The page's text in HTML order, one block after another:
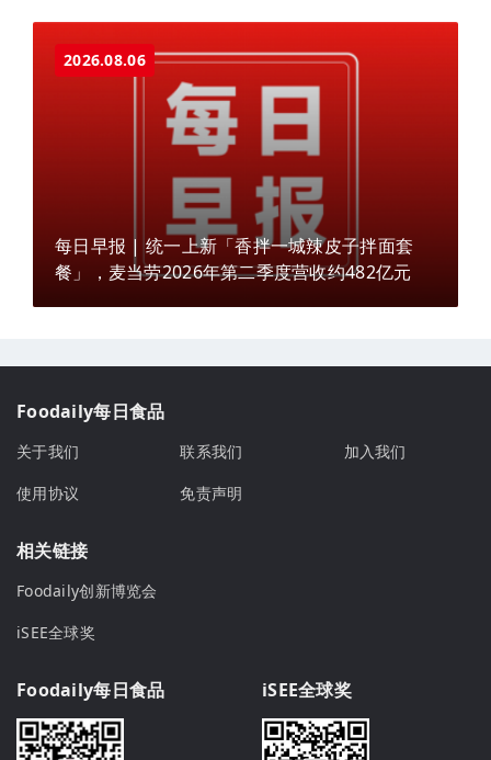
2026.08.06
每日早报 | 统一上新「香拌一城辣皮子拌面套
餐」，麦当劳2026年第二季度营收约482亿元
Foodaily每日食品
关于我们 联系我们
加入我们
使用协议
免责声明
相关链接
Foodaily创新博览会
iSEE全球奖
Foodaily每日食品 iSEE全球奖